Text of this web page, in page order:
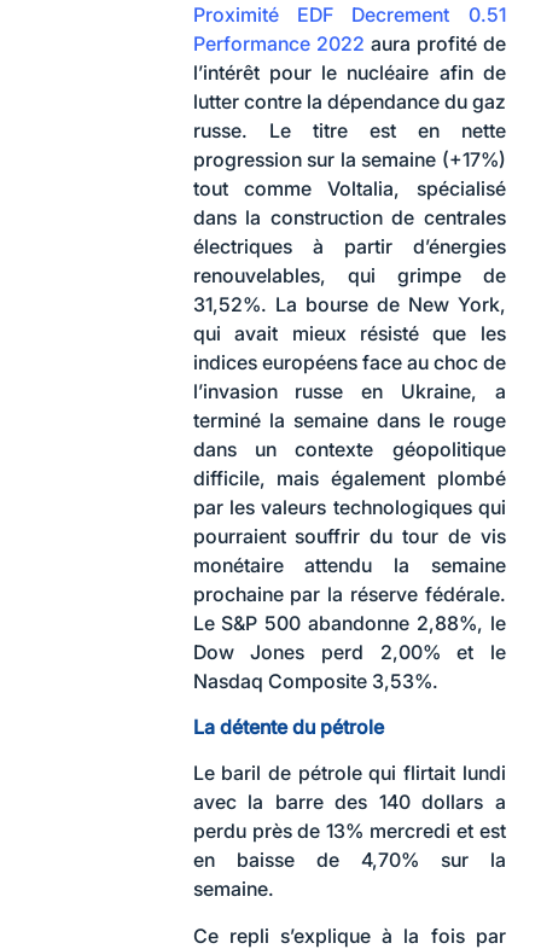
Proximité EDF Decrement 0.51
Performance 2022 aura profité de
l’intérêt pour le nucléaire afin de
lutter contre la dépendance du gaz
russe. Le titre est en nette
progression sur la semaine (+17%)
tout comme Voltalia, spécialisé
dans la construction de centrales
électriques à partir d’énergies
renouvelables, qui grimpe de
31,52%. La bourse de New York,
qui avait mieux résisté que les
indices européens face au choc de
l’invasion russe en Ukraine, a
terminé la semaine dans le rouge
dans un contexte géopolitique
difficile, mais également plombé
par les valeurs technologiques qui
pourraient souffrir du tour de vis
monétaire attendu la semaine
prochaine par la réserve fédérale.
Le S&P 500 abandonne 2,88%, le
Dow Jones perd 2,00% et le
Nasdaq Composite 3,53%.
La détente du pétrole
Le baril de pétrole qui flirtait lundi
avec la barre des 140 dollars a
perdu près de 13% mercredi et est
en baisse de 4,70% sur la
semaine.
Ce repli s’explique à la fois par